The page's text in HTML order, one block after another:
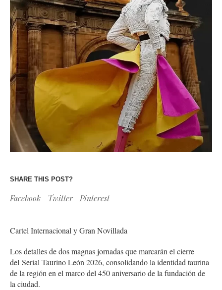
SHARE THIS POST?
Facebook Twitter Pinterest
Cartel Internacional y Gran Novillada
Los detalles de dos magnas jornadas que marcarán el cierre
del Serial Taurino León 2026, consolidando la identidad taurina
de la región en el marco del 450 aniversario de la fundación de
la ciudad.